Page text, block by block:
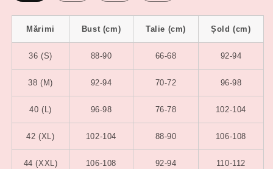
Mărimi Bust (cm) Talie (cm) Șold (cm)
36 (S) 88-90 66-68 92-94
38 (M) 92-94 70-72 96-98
40 (L) 96-98 76-78 102-104
42 (XL) 102-104 88-90 106-108
44 (XXL) 106-108 92-94 110-112